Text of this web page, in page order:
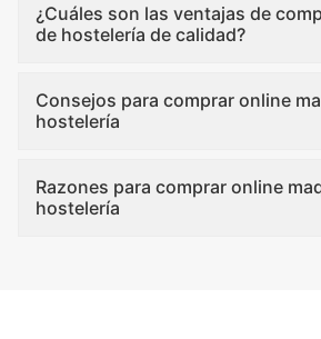
¿Cuáles son las ventajas de
de hostelería de calidad?
Consejos para comprar online
hostelería
Razones para comprar online
hostelería